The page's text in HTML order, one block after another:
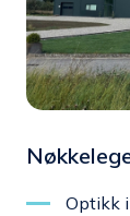
Optikk